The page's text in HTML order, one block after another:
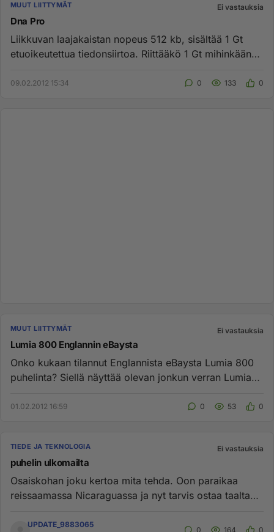
MUUT LIITTYMÄT Ei vastauksia
Dna Pro
Liikkuvan laajakaistan nopeus 512 kb, sisältää 1 Gt
etuoikeutettua tiedonsiirtoa. Riittääkö 1 Gt mihinkään?
09.02.2012 15:34 0 133 0
MUUT LIITTYMÄT Ei vastauksia
Lumia 800 Englannin eBaysta
Onko kukaan tilannut Englannista eBaysta Lumia 800
puhelinta? Siellä näyttää olevan jonkun verran Lumia
01.02.2012 16:59 0 53 0
TIEDE JA TEKNOLOGIA Ei vastauksia
puhelin ulkomailta
Osaiskohan joku kertoa mita tehda. Oon paraikaa
reissaamassa Nicaraguassa ja nyt tarvis ostaa taalta
UPDATE_9883065
0 164 0